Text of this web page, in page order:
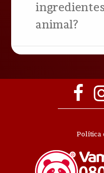
animal?
Política